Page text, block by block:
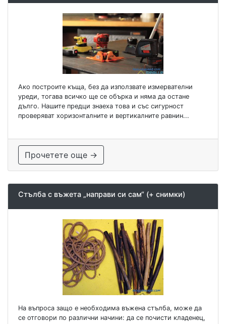
Ако построите къща, без да използвате измервателни
уреди, тогава всичко ще се обърка и няма да остане
дълго. Нашите предци знаеха това и със сигурност
проверяват хоризонталните и вертикалните равнин...
Прочетете още →
Стълба с въжета „направи си сам“ (+ снимки)
На въпроса защо е необходима въжена стълба, може да
се отговори по различни начини: да се почисти кладенец,